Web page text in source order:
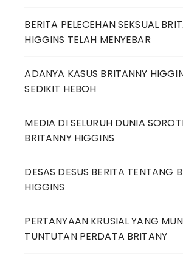
BERITA PELECEHAN SEKSUAL
HIGGINS TELAH MENYEBAR
ADANYA KASUS BRITANNY
SEDIKIT HEBOH
MEDIA DI SELURUH DUNIA
BRITANNY HIGGINS
DESAS DESUS BERITA TENTANG
HIGGINS
PERTANYAAN KRUSIAL YANG
TUNTUTAN PERDATA BRITANY